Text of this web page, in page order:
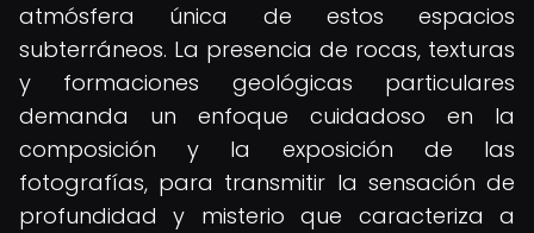
atmósfera única de estos espacios
subterráneos. La presencia de rocas, texturas
y formaciones geológicas particulares
demanda un enfoque cuidadoso en la
composición y la exposición de las
fotografías, para transmitir la sensación de
profundidad y misterio que caracteriza a